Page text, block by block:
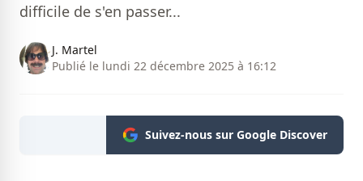
difficile de s'en passer...
J. Martel
Publié le lundi 22 décembre 2025 à 16:12
Suivez-nous sur Google Discover